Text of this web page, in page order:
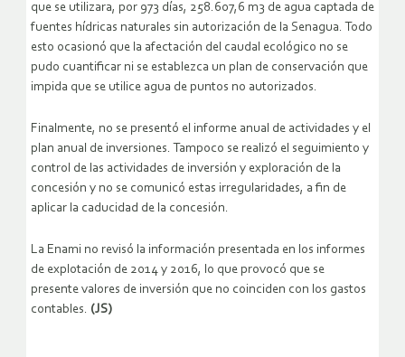
que se utilizara, por 973 días, 258.607,6 m3 de agua captada de
fuentes hídricas naturales sin autorización de la Senagua. Todo
esto ocasionó que la afectación del caudal ecológico no se
pudo cuantificar ni se establezca un plan de conservación que
impida que se utilice agua de puntos no autorizados.
Finalmente, no se presentó el informe anual de actividades y el
plan anual de inversiones. Tampoco se realizó el seguimiento y
control de las actividades de inversión y exploración de la
concesión y no se comunicó estas irregularidades, a fin de
aplicar la caducidad de la concesión.
La Enami no revisó la información presentada en los informes
de explotación de 2014 y 2016, lo que provocó que se
presente valores de inversión que no coinciden con los gastos
contables. (JS)